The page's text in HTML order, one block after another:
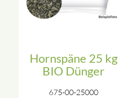
Hornspäne 25 kg
BIO Dünger
675-00-25000